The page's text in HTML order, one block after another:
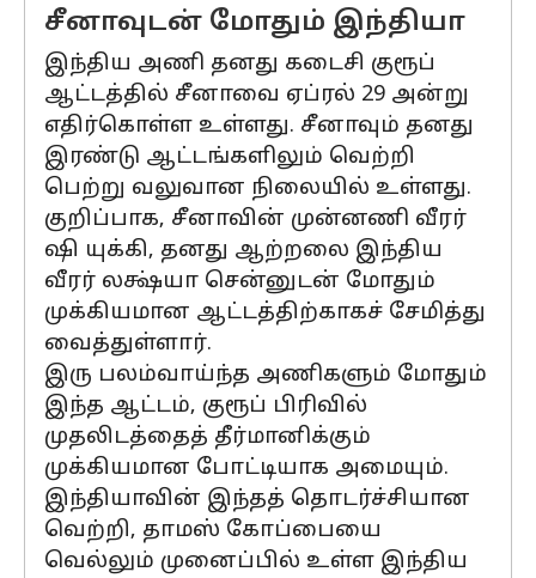
சீனாவுடன் மோதும் இந்தியா
இந்திய அணி தனது கடைசி குரூப்
ஆட்டத்தில் சீனாவை ஏப்ரல் 29 அன்று
எதிர்கொள்ள உள்ளது. சீனாவும் தனது
இரண்டு ஆட்டங்களிலும் வெற்றி
பெற்று வலுவான நிலையில் உள்ளது.
குறிப்பாக, சீனாவின் முன்னணி வீரர்
ஷி யுக்கி, தனது ஆற்றலை இந்திய
வீரர் லக்ஷ்யா சென்னுடன் மோதும்
முக்கியமான ஆட்டத்திற்காகச் சேமித்து
வைத்துள்ளார்.
இரு பலம்வாய்ந்த அணிகளும் மோதும்
இந்த ஆட்டம், குரூப் பிரிவில்
முதலிடத்தைத் தீர்மானிக்கும்
முக்கியமான போட்டியாக அமையும்.
இந்தியாவின் இந்தத் தொடர்ச்சியான
வெற்றி, தாமஸ் கோப்பையை
வெல்லும் முனைப்பில் உள்ள இந்திய